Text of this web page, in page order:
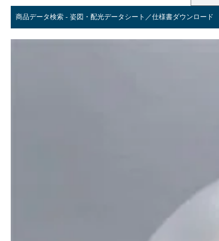
商品データ検索 - 姿図・配光データシート／仕様書ダウンロード